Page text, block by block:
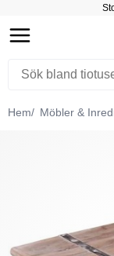
Hem Möbler &